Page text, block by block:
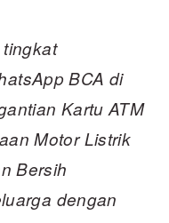
BCA di
Kartu ATM
Motor Listrik
Bersih
dengan